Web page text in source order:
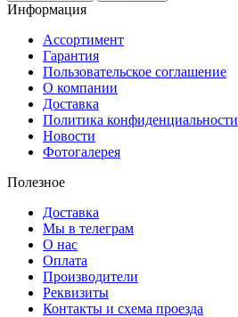
Информация
Ассортимент
Гарантия
Пользовательское соглашение
О компании
Доставка
Политика конфиденциальности
Новости
Фотогалерея
Полезное
Доставка
Мы в телеграм
О нас
Оплата
Производители
Реквизиты
Контакты и схема проезда